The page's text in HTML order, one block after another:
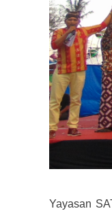
Yayasan